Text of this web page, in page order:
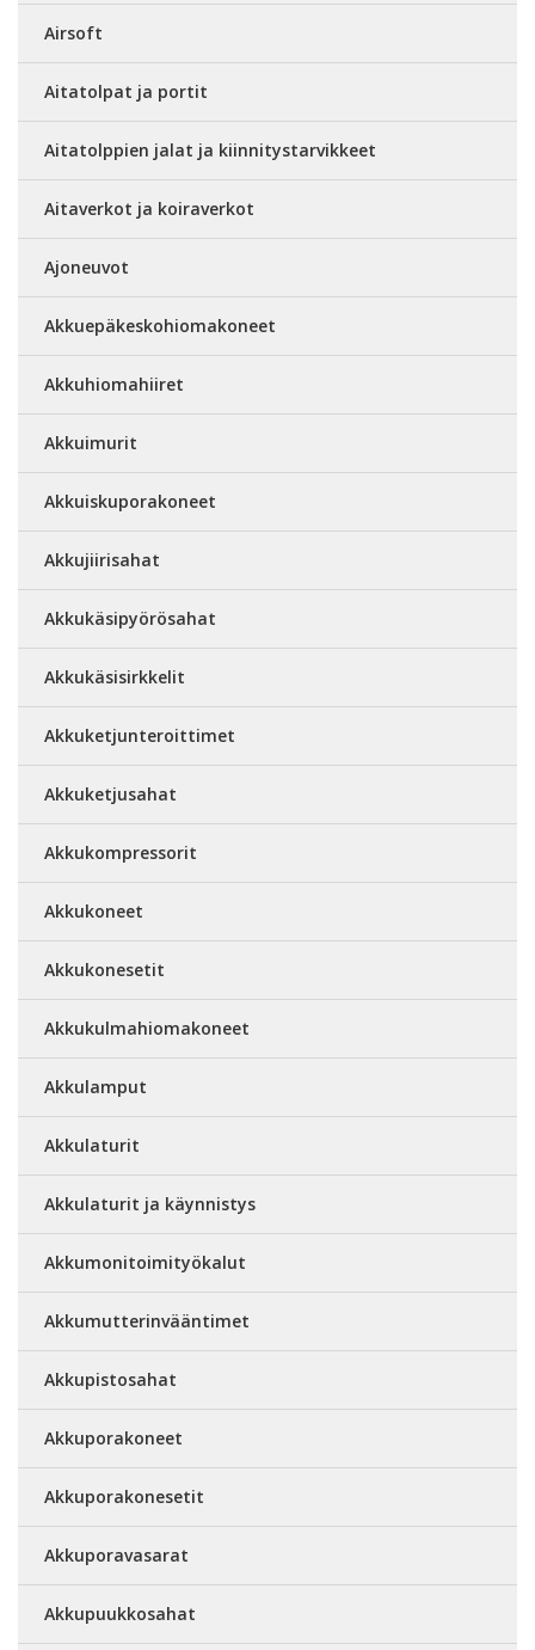
Airsoft
Aitatolpat ja portit
Aitatolppien jalat ja kiinnitystarvikkeet
Aitaverkot ja koiraverkot
Ajoneuvot
Akkuepäkeskohiomakoneet
Akkuhiomahiiret
Akkuimurit
Akkuiskuporakoneet
Akkujiirisahat
Akkukäsipyörösahat
Akkukäsisirkkelit
Akkuketjunteroittimet
Akkuketjusahat
Akkukompressorit
Akkukoneet
Akkukonesetit
Akkukulmahiomakoneet
Akkulamput
Akkulaturit
Akkulaturit ja käynnistys
Akkumonitoimityökalut
Akkumutterinvääntimet
Akkupistosahat
Akkuporakoneet
Akkuporakonesetit
Akkuporavasarat
Akkupuukkosahat